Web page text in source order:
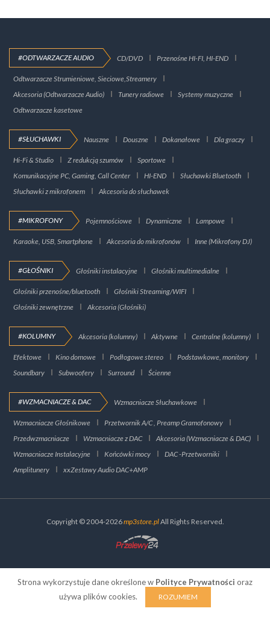
#ODTWARZACZE AUDIO CD/DVD Przenośne HI-FI, HI-END
Odtwarzacze Strumieniowe, Sieciowe,Streamery
Akcesoria (Odtwarzacze Audio)
Tunery radiowe
Systemy muzyczne
Odtwarzacze kasetowe
#SŁUCHAWKI Nauszne Douszne Dokanałowe Dla graczy
Hi-Fi & Studio Z redukcją szumów
Sportowe
Komunikacyjne PC, Gaming, Call Center
HI-END
Słuchawki Bluetooth
Słuchawki z mikrofonem
Akcesoria do słuchawek
#MIKROFONY Pojemnościowe Dynamiczne Lampowe
Karaoke, USB, Smartphone Akcesoria do mikrofonów Inne (Mikrofony DJ)
#GŁOŚNIKI Głośniki instalacyjne Głośniki multimedialne
Głośniki przenośne/bluetooth
Głośniki Streaming/WIFI
Głośniki zewnętrzne
Akcesoria (Głośniki)
#KOLUMNY Akcesoria (kolumny) Aktywne Centralne (kolumny)
Efektowe Kino domowe Podłogowe stereo
Podstawkowe, monitory
Soundbary
Subwoofery Surround Ścienne
#WZMACNIACZE & DAC Wzmacniacze Słuchawkowe
Wzmacniacze Głośnikowe
Przetwornik A/C , Preamp Gramofonowy
Przedwzmacniacze
Wzmacniacze z DAC
Akcesoria (Wzmacniacze & DAC)
Wzmacniacze Instalacyjne
Końcówki mocy
DAC -Przetworniki
Amplitunery
xxZestawy Audio DAC+AMP
Copyright © 2004-2026mp3store.plAll Rights Reserved.
Strona wykorzystuje dane określone w Polityce Prywatności oraz
używa plików cookies.
ROZUMIEM